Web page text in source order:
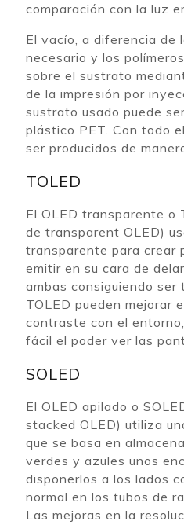
comparación con la luz
El vacío, a diferencia de
necesario y los
sobre el sustrato
de la impresión por
sustrato usado puede
plástico PET. Con todo
ser producidos de
TOLED
El OLED transparente o
de transparent OLED)
transparente para crear
emitir en su cara de
ambas consiguiendo ser
TOLED pueden mejorar
contraste con el
fácil el poder ver las
SOLED
El OLED apilado o
stacked OLED) utiliza
que se basa en
verdes y azules unos
disponerlos a los lados
normal en los tubos de
Las mejoras en la